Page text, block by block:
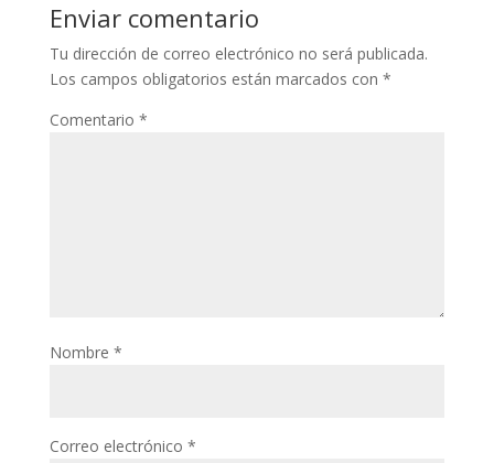
Enviar comentario
Tu dirección de correo electrónico no será publicada.
Los campos obligatorios están marcados con *
Comentario *
Nombre *
Correo electrónico *